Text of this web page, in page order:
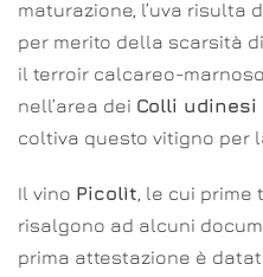
maturazione, l’uva risulta
per merito della scarsità
il terroir calcareo-
nell’area dei Colli
coltiva questo vitigno per
Il vino Picolìt, le cui prime
risalgono ad alcuni
prima attestazione è